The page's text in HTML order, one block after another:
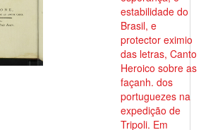
estabilidade do
Brasil, e
protector eximio
das letras, Canto
Heroico sobre as
façanh. dos
portuguezes na
expedição de
Tripoli. Em